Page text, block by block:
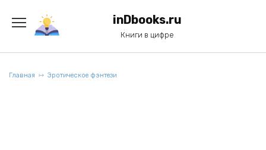
содержанию
inDbooks.ru
Книги в цифре
Главная Эротическое фэнтези